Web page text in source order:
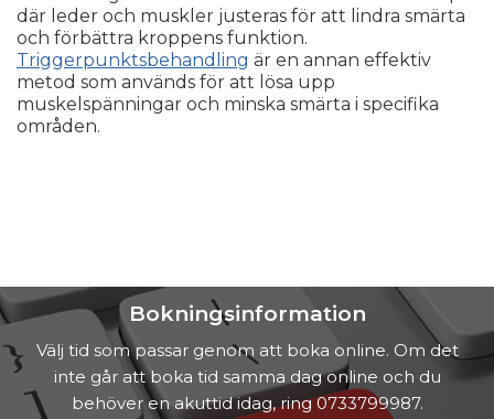
där leder och muskler justeras för att lindra smärta
och förbättra kroppens funktion.
Triggerpunktsbehandling är en annan effektiv
metod som används för att lösa upp
muskelspänningar och minska smärta i specifika
områden.
Bokningsinformation
Välj tid som passar genom att boka online. Om det
inte går att boka tid samma dag online och du
behöver en akuttid idag, ring 0733799987.